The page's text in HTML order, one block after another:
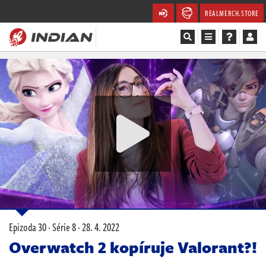
REALMERCH.STORE
Magazín
Recenze
Videa
Soutěže
Databáze
Komunita
Redakce
Epizoda 30 · Série 8 ·28. 4. 2022
Overwatch 2 kopíruje Valorant?!